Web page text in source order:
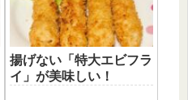
揚げない「特大エビフラ
イ」が美味しい！